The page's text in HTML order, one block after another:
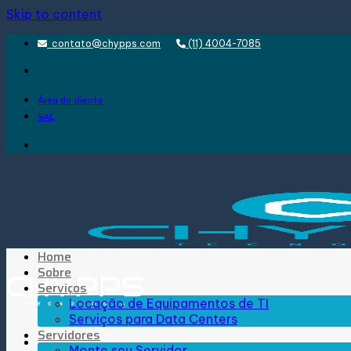
Skip to content
contato@chypps.com (11) 4004-7085
Área do cliente
SAC
Home
Sobre
Serviços
Locação de Equipamentos de TI
Serviços para Data Centers
Servidores